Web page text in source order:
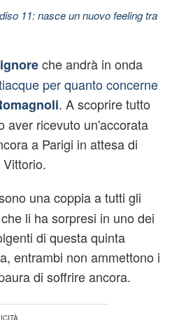
11: nasce un nuovo feeling tra
che andrà in onda
per quanto concerne
. A scoprire tutto
aver ricevuto un'accorata
a Parigi in attesa di
una coppia a tutti gli
li ha sorpresi in uno dei
di questa quinta
entrambi non ammettono i
di soffrire ancora.